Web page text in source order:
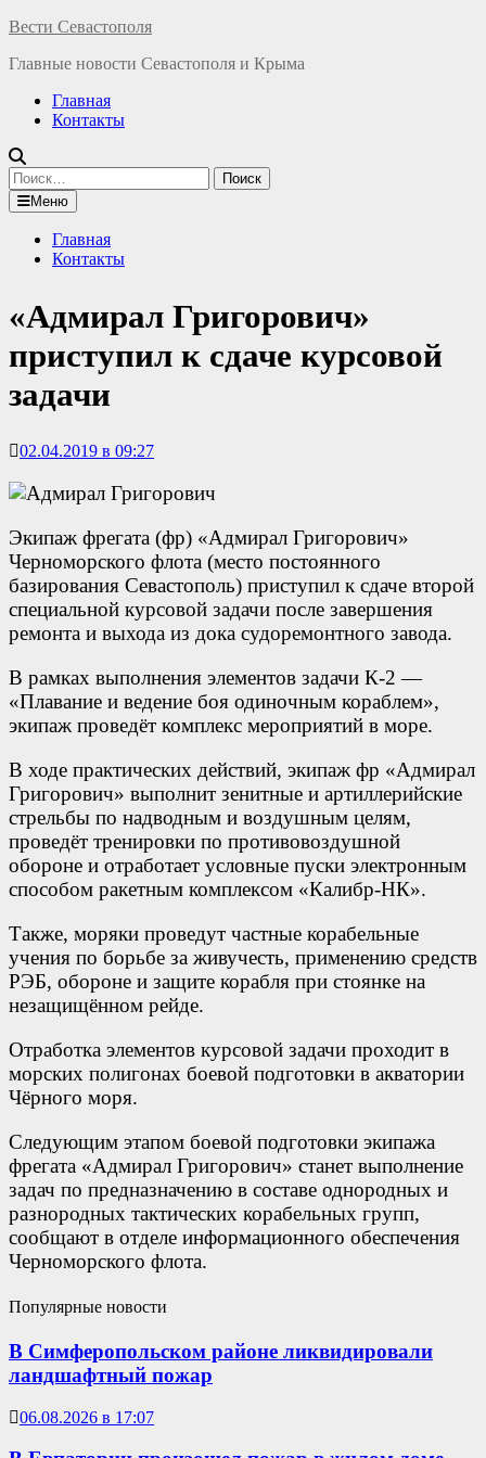
Перейти
содержимому
Вести Севастополя
Главные новости Севастополя и Крыма
Главная
Контакты
Найти:
Меню
Главная
Контакты
«Адмирал Григорович»
приступил к сдаче курсовой
задачи
02.04.2019 в 09:27
Экипаж фрегата (фр) «Адмирал Григорович»
Черноморского флота (место постоянного
базирования Севастополь) приступил к сдаче второй
специальной курсовой задачи после завершения
ремонта и выхода из дока судоремонтного завода.
В рамках выполнения элементов задачи К-2 —
«Плавание и ведение боя одиночным кораблем»,
экипаж проведёт комплекс мероприятий в море.
В ходе практических действий, экипаж фр «Адмирал
Григорович» выполнит зенитные и артиллерийские
стрельбы по надводным и воздушным целям,
проведёт тренировки по противовоздушной
обороне и отработает условные пуски электронным
способом ракетным комплексом «Калибр-НК».
Также, моряки проведут частные корабельные
учения по борьбе за живучесть, применению средств
РЭБ, обороне и защите корабля при стоянке на
незащищённом рейде.
Отработка элементов курсовой задачи проходит в
морских полигонах боевой подготовки в акватории
Чёрного моря.
Следующим этапом боевой подготовки экипажа
фрегата «Адмирал Григорович» станет выполнение
задач по предназначению в составе однородных и
разнородных тактических корабельных групп,
сообщают в отделе информационного обеспечения
Черноморского флота.
Популярные новости
В Симферопольском районе ликвидировали
ландшафтный пожар
06.08.2026 в 17:07